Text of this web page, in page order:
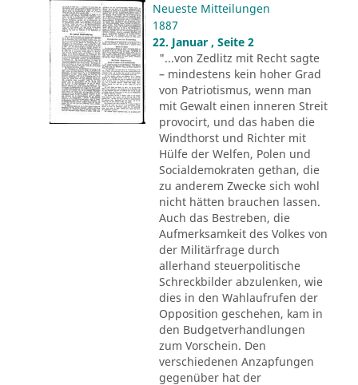
Neueste Mitteilungen
1887
22. Januar , Seite 2
"...von Zedlitz mit Recht sagte
– mindestens kein hoher Grad
von Patriotismus, wenn man
mit Gewalt einen inneren Streit
provocirt, und das haben die
Windthorst und Richter mit
Hülfe der Welfen, Polen und
Socialdemokraten gethan, die
zu anderem Zwecke sich wohl
nicht hätten brauchen lassen.
Auch das Bestreben, die
Aufmerksamkeit des Volkes von
der Militärfrage durch
allerhand steuerpolitische
Schreckbilder abzulenken, wie
dies in den Wahlaufrufen der
Opposition geschehen, kam in
den Budgetverhandlungen
zum Vorschein. Den
verschiedenen Anzapfungen
gegenüber hat der